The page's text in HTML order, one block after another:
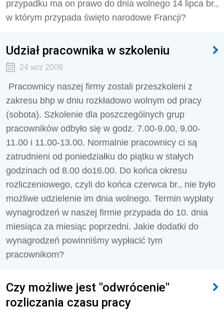
przypadku ma on prawo do dnia wolnego 14 lipca br.,
w którym przypada święto narodowe Francji?
Udział pracownika w szkoleniu
24 wrz 2008
Pracownicy naszej firmy zostali przeszkoleni z
zakresu bhp w dniu rozkładowo wolnym od pracy
(sobota). Szkolenie dla poszczególnych grup
pracowników odbyło się w godz. 7.00-9.00, 9.00-
11.00 i 11.00-13.00. Normalnie pracownicy ci są
zatrudnieni od poniedziałku do piątku w stałych
godzinach od 8.00 do16.00. Do końca okresu
rozliczeniowego, czyli do końca czerwca br., nie było
możliwe udzielenie im dnia wolnego. Termin wypłaty
wynagrodzeń w naszej firmie przypada do 10. dnia
miesiąca za miesiąc poprzedni. Jakie dodatki do
wynagrodzeń powinniśmy wypłacić tym
pracownikom?
Czy możliwe jest "odwrócenie"
rozliczania czasu pracy